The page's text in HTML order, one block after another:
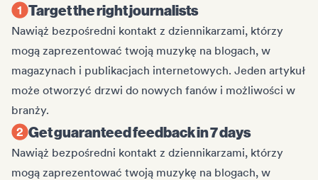
Target the right journalists
Nawiąż bezpośredni kontakt z dziennikarzami, którzy
mogą zaprezentować twoją muzykę na blogach, w
magazynach i publikacjach internetowych. Jeden artykuł
może otworzyć drzwi do nowych fanów i możliwości w
branży.
Get guaranteed feedback in 7 days
Nawiąż bezpośredni kontakt z dziennikarzami, którzy
mogą zaprezentować twoją muzykę na blogach, w